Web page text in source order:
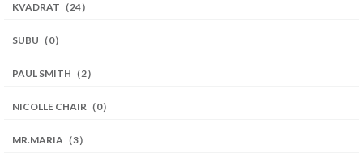
KVADRAT（24）
SUBU（0）
PAUL SMITH（2）
NICOLLE CHAIR（0）
MR.MARIA（3）